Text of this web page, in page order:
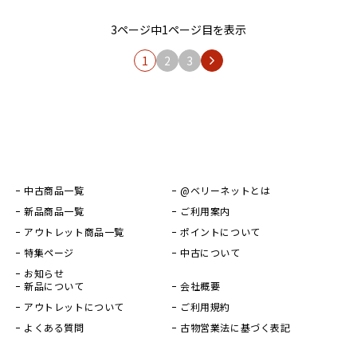
3ページ中1ページ目を表示
1
2 3
中古商品一覧
新品商品一覧
アウトレット商品一覧
特集ページ
お知らせ
@ベリーネットとは
ご利用案内
ポイントについて
中古について
新品について
アウトレットについて
よくある質問
会社概要
ご利用規約
古物営業法に基づく表記